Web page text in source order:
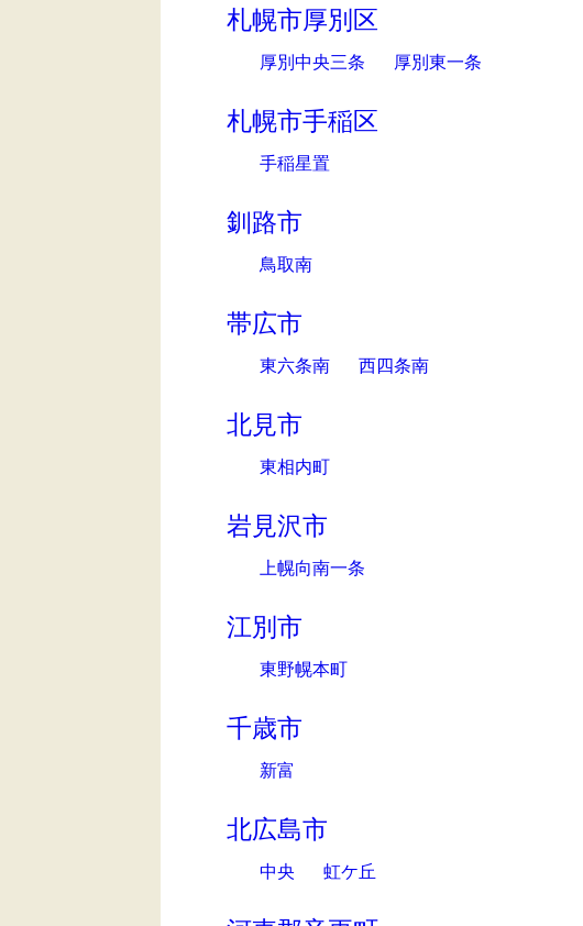
札幌市厚別区
厚別中央三条 厚別東一条
札幌市手稲区
手稲星置
釧路市
鳥取南
帯広市
東六条南 西四条南
北見市
東相内町
岩見沢市
上幌向南一条
江別市
東野幌本町
千歳市
新富
北広島市
中央 虹ケ丘